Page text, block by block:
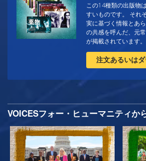
この14種類の出版物
すいものです。 それ
実に基づく情報とあ
の共感を呼んだ、元
が掲載されています。
注文あるいは
VOICESフォー・ヒューマニティか